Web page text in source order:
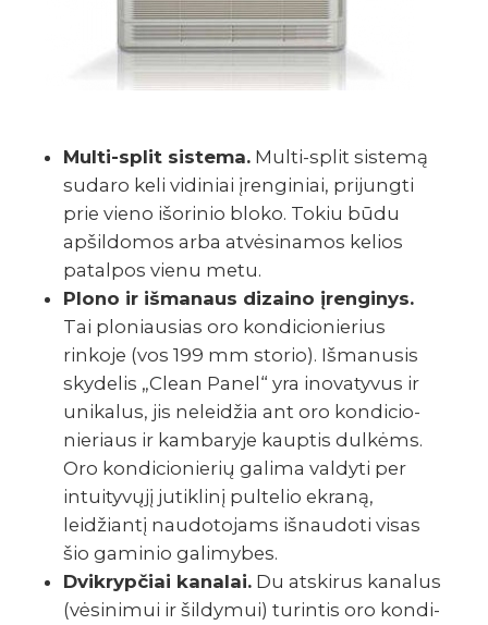
Multi-split sistema. Multi-split sistemą
sudaro keli vidiniai įrenginiai, prijungti
prie vieno išorinio bloko. Tokiu būdu
apšildomos arba atvėsinamos kelios
patalpos vienu metu.
Plono ir išma­naus dizaino įren­gi­nys.
Tai ploniau­sias oro kondi­cio­nie­rius
rinkoje (vos 199 mm storio). Išma­nu­sis
skyde­lis „Clean Panel“ yra inova­ty­vus ir
unika­lus, jis nelei­džia ant oro kondi­cio­
nie­riaus ir kamba­ryje kaup­tis dulkėms.
Oro kondi­cio­nie­­rių galima valdyti per
intui­ty­vųjį juti­k­linį pulte­lio ekraną,
leidžiantį naudo­to­jams išnau­doti visas
šio gami­nio gali­my­bes.
Dvikry­p­čiai kana­lai. Du atski­­rus kana­lus
(vėsinimui ir šildymui) turi­n­tis oro kondi­